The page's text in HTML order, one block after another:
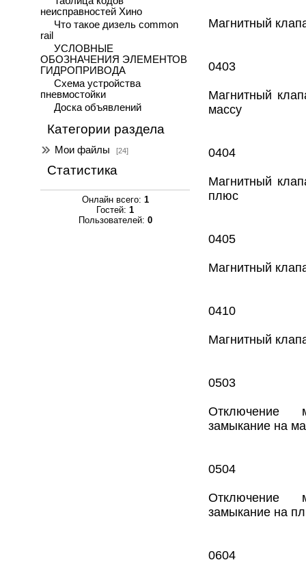
неисправностей Хино
Что такое дизель common
rail
УСЛОВНЫЕ
ОБОЗНАЧЕНИЯ ЭЛЕМЕНТОВ
ГИДРОПРИВОДА
Схема устройства
пневмостойки
Доска объявлений
Категории раздела
Мои файлы [24]
Статистика
Онлайн всего: 1
Гостей: 1
Пользователей: 0
Магнитный
0403
Магнитный
массу
0404
Магнитный
плюс
0405
Магнитный
0410
Магнитный
0503
Отключение
замыкание на
0504
Отключение
замыкание на
0604